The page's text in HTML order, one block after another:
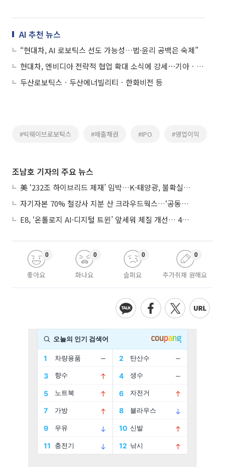
AI 추천 뉴스
“현대차, AI 로보틱스 선도 가능성…법·윤리 공백은 숙제”
현대차, 엔비디아 전략적 협업 확대 소식에 강세⋯기아ㆍ현대오토에버 등 ↑
두산로보틱스ㆍ두산에너빌리티ㆍ한화비전 등
#빅웨이브로보틱스 #매출채권 #IPO #영업이익
조남호 기자의 주요 뉴스
美 ‘232조 하이브리드 제재’ 임박…K-태양광, 불확실성 털고 날개 다나
자기자본 70% 철강사 지분 산 크라우드웍스…‘공동경영’으로 AI 시너지 낼까
E8, ‘온톨로지 AI·디지털 트윈’ 앞세워 체질 개선… 4분기 흑자전환 총력
좋아요
0
화나요
0
슬퍼요
0
추가취재 원해요
0